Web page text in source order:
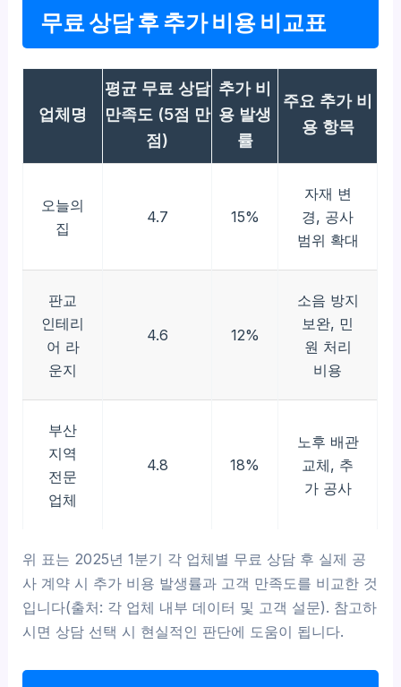
무료 상담 후 추가 비용 비교표
업체명
평균 무료 상담
만족도 (5점 만
점)
추가 비
용 발생
률
주요 추가 비
용 항목
오늘의
집
4.7 15%
자재 변
경, 공사
범위 확대
판교
인테리
어 라
운지
4.6 12%
소음 방지
보완, 민
원 처리
비용
부산
지역
전문
업체
4.8 18%
노후 배관
교체, 추
가 공사
위 표는 2025년 1분기 각 업체별 무료 상담 후 실제 공
사 계약 시 추가 비용 발생률과 고객 만족도를 비교한 것
입니다(출처: 각 업체 내부 데이터 및 고객 설문). 참고하
시면 상담 선택 시 현실적인 판단에 도움이 됩니다.